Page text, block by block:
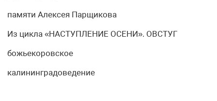
памяти Алексея Парщикова
Из цикла «НАСТУПЛЕНИЕ ОСЕНИ». ОВСТУГ
божьекоровское
калининградоведение